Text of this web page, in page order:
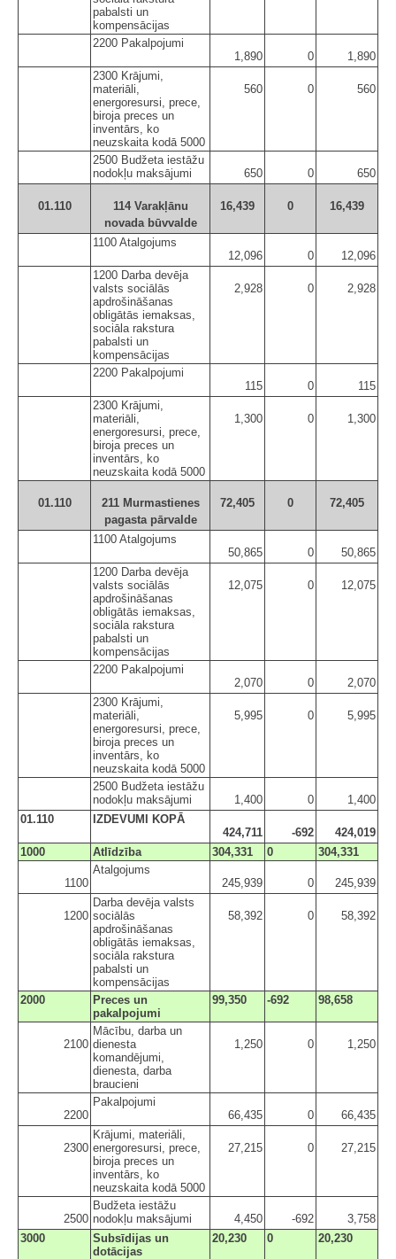
pabalsti un
kompensācijas
2200 Pakalpojumi
1,890
0
1,890
2300 Krājumi,
materiāli,
energoresursi, prece,
biroja preces un
inventārs, ko
neuzskaita kodā 5000
560 0 560
2500 Budžeta iestāžu
nodokļu maksājumi
650 0 650
01.110
114 Varakļānu
novada būvvalde
16,439 0 16,439
1100 Atalgojums
12,096
0
12,096
1200 Darba devēja
valsts sociālās
apdrošināšanas
obligātās iemaksas,
sociāla rakstura
pabalsti un
kompensācijas
2,928 0 2,928
2200 Pakalpojumi
115
0
115
2300 Krājumi,
materiāli,
energoresursi, prece,
biroja preces un
inventārs, ko
neuzskaita kodā 5000
1,300 0 1,300
01.110
211 Murmastienes
pagasta pārvalde
72,405 0 72,405
1100 Atalgojums
50,865
0
50,865
1200 Darba devēja
valsts sociālās
apdrošināšanas
obligātās iemaksas,
sociāla rakstura
pabalsti un
kompensācijas
12,075 0 12,075
2200 Pakalpojumi
2,070
0
2,070
2300 Krājumi,
materiāli,
energoresursi, prece,
biroja preces un
inventārs, ko
neuzskaita kodā 5000
5,995 0 5,995
2500 Budžeta iestāžu
nodokļu maksājumi
1,400 0
1,400
01.110
IZDEVUMI KOPĀ
424,711
-692
424,019
1000
Atlīdzība 304,331 0 304,331
1100
Atalgojums
245,939
0 245,939
1200
Darba devēja valsts
sociālās
apdrošināšanas
obligātās iemaksas,
sociāla rakstura
pabalsti un
kompensācijas
58,392 0 58,392
2000
Preces un
pakalpojumi
99,350 -692 98,658
2100
Mācību, darba un
dienesta
komandējumi,
dienesta, darba
braucieni
1,250 0 1,250
2200
Pakalpojumi
66,435
0 66,435
2300
Krājumi, materiāli,
energoresursi, prece,
biroja preces un
inventārs, ko
neuzskaita kodā 5000
27,215 0 27,215
2500
Budžeta iestāžu
nodokļu maksājumi
4,450 -692
3,758
3000
Subsīdijas un
dotācijas
20,230 0 20,230